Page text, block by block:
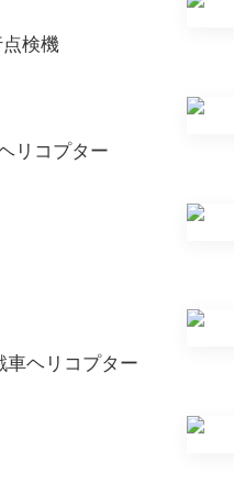
検機
リコプター
ヘリコプター